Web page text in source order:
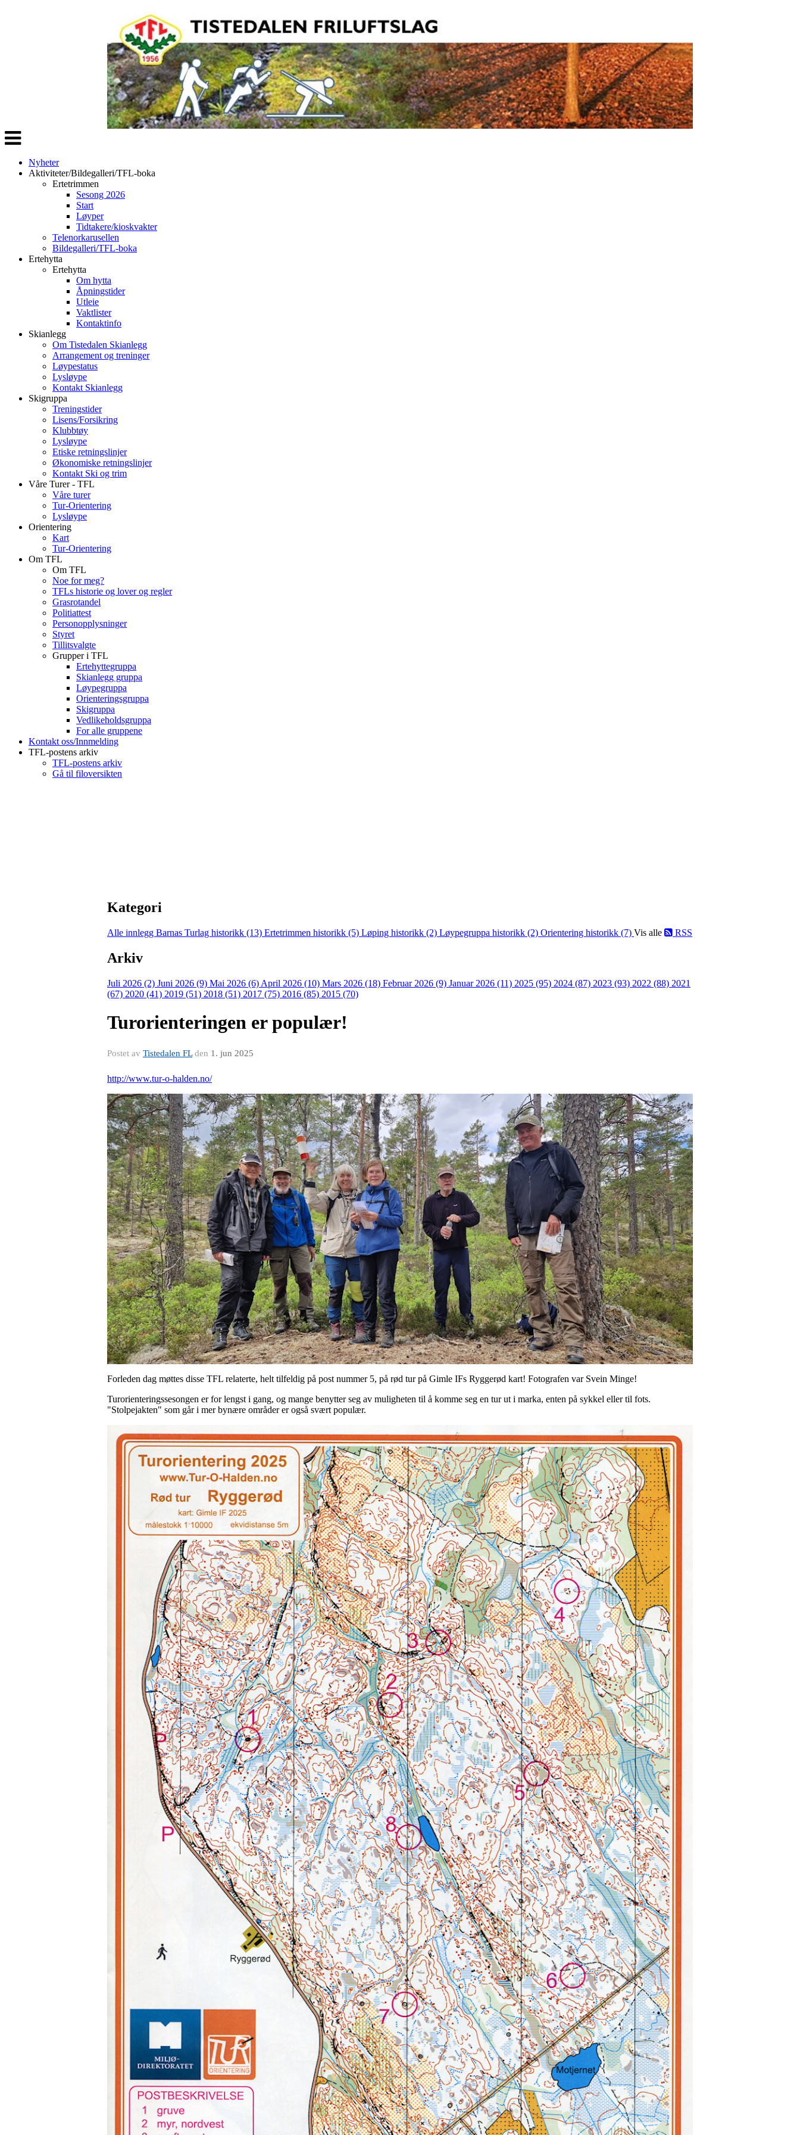
Veksle
navigasjon
Nyheter
Aktiviteter/Bildegalleri/TFL-boka
Ertetrimmen
Sesong 2026
Start
Løyper
Tidtakere/kioskvakter
Telenorkarusellen
Bildegalleri/TFL-boka
Ertehytta
Ertehytta
Om hytta
Åpningstider
Utleie
Vaktlister
Kontaktinfo
Skianlegg
Om Tistedalen Skianlegg
Arrangement og treninger
Løypestatus
Lysløype
Kontakt Skianlegg
Skigruppa
Treningstider
Lisens/Forsikring
Klubbtøy
Lysløype
Etiske retningslinjer
Økonomiske retningslinjer
Kontakt Ski og trim
Våre Turer - TFL
Våre turer
Tur-Orientering
Lysløype
Orientering
Kart
Tur-Orientering
Om TFL
Om TFL
Noe for meg?
TFLs historie og lover og regler
Grasrotandel
Politiattest
Personopplysninger
Styret
Tillitsvalgte
Grupper i TFL
Ertehyttegruppa
Skianlegg gruppa
Løypegruppa
Orienteringsgruppa
Skigruppa
Vedlikeholdsgruppa
For alle gruppene
Kontakt oss/Innmelding
TFL-postens arkiv
TFL-postens arkiv
Gå til filoversikten
Kategori
Alle innlegg Barnas Turlag historikk (13) Ertetrimmen historikk (5) Løping historikk (2) Løypegruppa historikk (2) Orientering historikk (7) Vis alle RSS
Arkiv
Juli 2026 (2) Juni 2026 (9) Mai 2026 (6) April 2026 (10) Mars 2026 (18) Februar 2026 (9) Januar 2026 (11) 2025 (95) 2024 (87) 2023 (93) 2022 (88) 2021
(67) 2020 (41) 2019 (51) 2018 (51) 2017 (75) 2016 (85) 2015 (70)
Turorienteringen er populær!
Postet av Tistedalen FLden 1. jun 2025
http://www.tur-o-halden.no/
Forleden dag møttes disse TFL relaterte, helt tilfeldig på post nummer 5, på rød tur på Gimle IFs Ryggerød kart! Fotografen var Svein Minge!
Turorienteringssesongen er for lengst i gang, og mange benytter seg av muligheten til å komme seg en tur ut i marka, enten på sykkel eller til fots.
"Stolpejakten" som går i mer bynære områder er også svært populær.